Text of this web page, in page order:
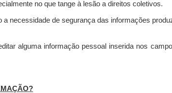
no que tange à lesão a direitos coletivos.
necessidade de segurança das informações
alguma informação pessoal inserida nos